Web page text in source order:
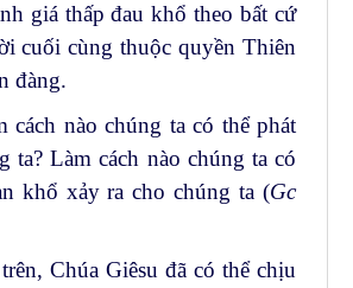
giá thấp đau khổ theo bất cứ
cuối cùng thuộc quyền Thiên
đàng.
cách nào chúng ta có thể phát
Làm cách nào chúng ta có
khổ xảy ra cho chúng ta (Gc
Chúa Giêsu đã có thể chịu